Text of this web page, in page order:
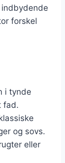
forskel
i tynde
fad.
og sovs.
eller